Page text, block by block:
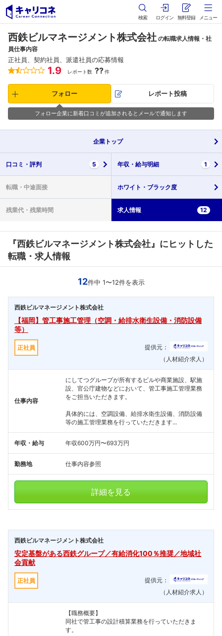
検索 ログイン 無料登録 メニュー
西鉄ビルマネージメント株式会社 の転職求人情報・社
員仕事内容
正社員、契約社員、派遣社員の応募情報
1.9 レポート数 ??件
フォロー レポート投稿
フォロー企業に新着口コミが追加されるとメールで通知します
企業 トップ
口コミ・ 評判 5 年収・ 給与明細 1
転職・ 中途面接 ホワイト・ ブラック度
残業代・ 残業時間 求人情報 12
『西鉄ビルマネージメント株式会社』にヒットした
転職・求人情報
12件中 1〜12件を表示
西鉄ビルマネージメント株式会社
【福岡】管工事施工管理（空調・給排水衛生設備・消防設備
等）
正社員
提供元：
（人材紹介求人）
仕事内容
にしてつグループが所有するビルや商業施設、駅施
設、官公庁建物などにおいて、管工事施工管理業務
をご担当いただきます。
具体的には、空調設備、給排水衛生設備、消防設備
等の施工管理業務を行っていただきます...
年収・給与 年収600万円〜693万円
勤務地 仕事内容参照
詳細を見る
西鉄ビルマネージメント株式会社
安定基盤がある西鉄グループ／有給消化100％推奨／地域社
会貢献
正社員
提供元：
（人材紹介求人）
【職務概要】
同社で管工事の設計積算業務を行っていただきま
す。